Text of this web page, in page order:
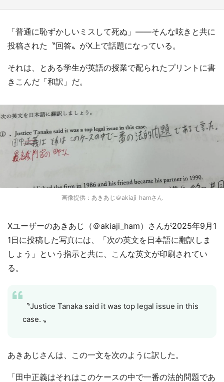
「普通に恥ずかしいミスして死ぬ」――そんな呟きと共に
投稿された〝回答〟がX上で話題になっている。
それは、とある学生が英語の授業で配られたプリントに書
きこんだ「和訳」だ。
画像提供：あきあじ＠akiaji_hamさん
Xユーザーのあきあじ（＠akiaji_ham）さんが2025年9月1
1日に投稿した写真には、「次の英文を日本語に翻訳しま
しょう」という指示と共に、こんな英文が印刷されてい
る。
〝Justice Tanaka said it was top legal issue in this
case. 〟
あきあじさんは、この一文を次のように訳した。
「田中正義はそれはこのケースの中で一番の法的問題であ